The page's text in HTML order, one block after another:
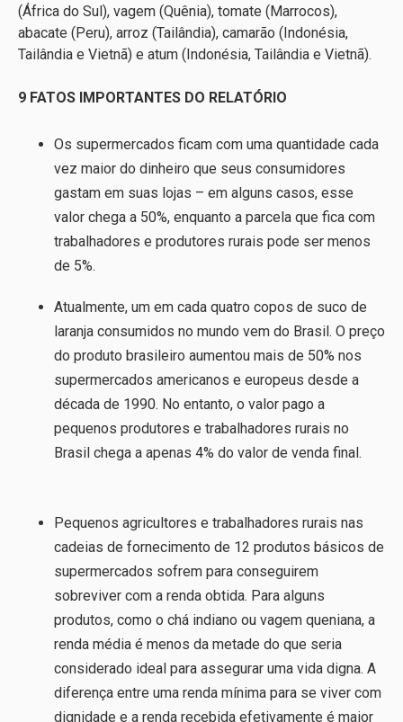
(África do Sul), vagem (Quênia), tomate (Marrocos),
abacate (Peru), arroz (Tailândia), camarão (Indonésia,
Tailândia e Vietnã) e atum (Indonésia, Tailândia e Vietnã).
9 FATOS IMPORTANTES DO RELATÓRIO
Os supermercados ficam com uma quantidade cada
vez maior do dinheiro que seus consumidores
gastam em suas lojas – em alguns casos, esse
valor chega a 50%, enquanto a parcela que fica com
trabalhadores e produtores rurais pode ser menos
de 5%.
Atualmente, um em cada quatro copos de suco de
laranja consumidos no mundo vem do Brasil. O preço
do produto brasileiro aumentou mais de 50% nos
supermercados americanos e europeus desde a
década de 1990. No entanto, o valor pago a
pequenos produtores e trabalhadores rurais no
Brasil chega a apenas 4% do valor de venda final.
Pequenos agricultores e trabalhadores rurais nas
cadeias de fornecimento de 12 produtos básicos de
supermercados sofrem para conseguirem
sobreviver com a renda obtida. Para alguns
produtos, como o chá indiano ou vagem queniana, a
renda média é menos da metade do que seria
considerado ideal para assegurar uma vida digna. A
diferença entre uma renda mínima para se viver com
dignidade e a renda recebida efetivamente é maior